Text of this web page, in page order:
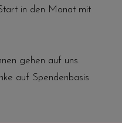
in den Monat mit
gehen auf uns.
auf Spendenbasis